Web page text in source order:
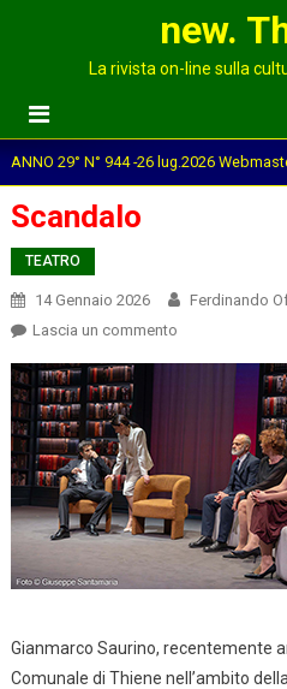
new.
La rivista on-line sulla
ANNO 29° N° 944 -26 lug.2026
Scandalo
TEATRO
14 Gennaio 2026
Ferdinando
Lascia un commentoon
Gianmarco Saurino, recentemente
Comunale di Thiene nell’ambito